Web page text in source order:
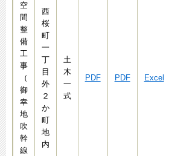
空
間
整
備
工
事
（
御
幸
地
吹
幹
線
西
桜
町
一
丁
目
外
２
か
町
地
内
土
木
一
式
PDF PDF Excel